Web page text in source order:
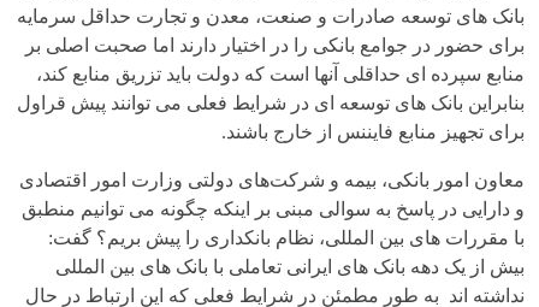
بانک های توسعه صادرات و صنعت، معدن و تجارت حداقل سرمایه
برای حضور در جوامع بانکی را در اختیار دارند اما صحبت اصلی بر
منابع سپرده ای حداقلی آنها است که دولت باید تزریق منابع کند،
بنابراین بانک های توسعه ای در شرایط فعلی می توانند پیش قراول
برای تجهیز منابع فایننس از خارج باشند.
معاون امور بانکی، بیمه و شرکت‌های دولتی وزارت امور اقتصادی
و دارایی در پاسخ به سوالی مبنی بر اینکه چگونه می توانیم منطبق
با مقررات های بین المللی، نظام بانکداری را پیش بریم؟ گفت:
بیش از یک دهه بانک های ایرانی تعاملی با بانک های بین المللی
نداشته اند به طور مطمئن در شرایط فعلی که این ارتباط در حال